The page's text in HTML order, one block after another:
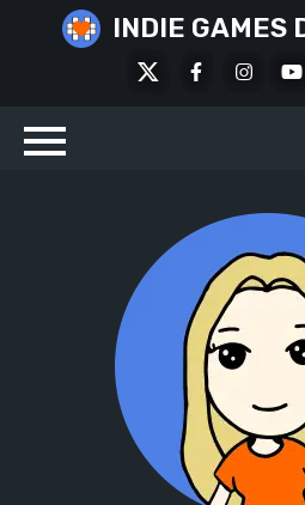
INDIE GAMES
Facebook